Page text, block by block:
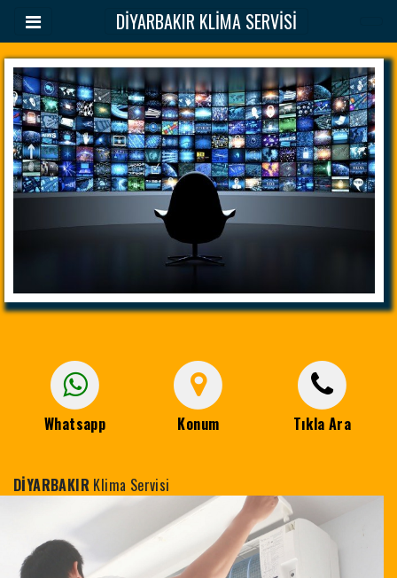
DİYARBAKIR KLİMA SERVİSİ
Whatsapp Konum Tıkla Ara
DİYARBAKIR Klima Servisi